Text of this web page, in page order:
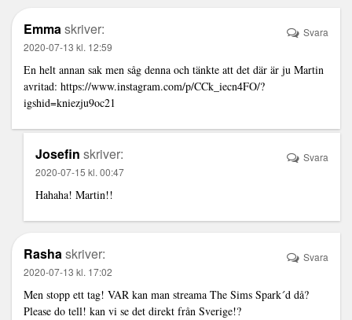
Emmaskriver:
2020-07-13 kl. 12:59
En helt annan sak men såg denna och tänkte att det där är ju Martin
avritad: https://www.instagram.com/p/CCk_iecn4FO/?
igshid=kniezju9oc21
Svara
Josefin skriver:
2020-07-15 kl. 00:47
Hahaha! Martin!!
Svara
Rashaskriver:
2020-07-13 kl. 17:02
Men stopp ett tag! VAR kan man streama The Sims Spark´d då?
Please do tell! kan vi se det direkt från Sverige!?
Svara